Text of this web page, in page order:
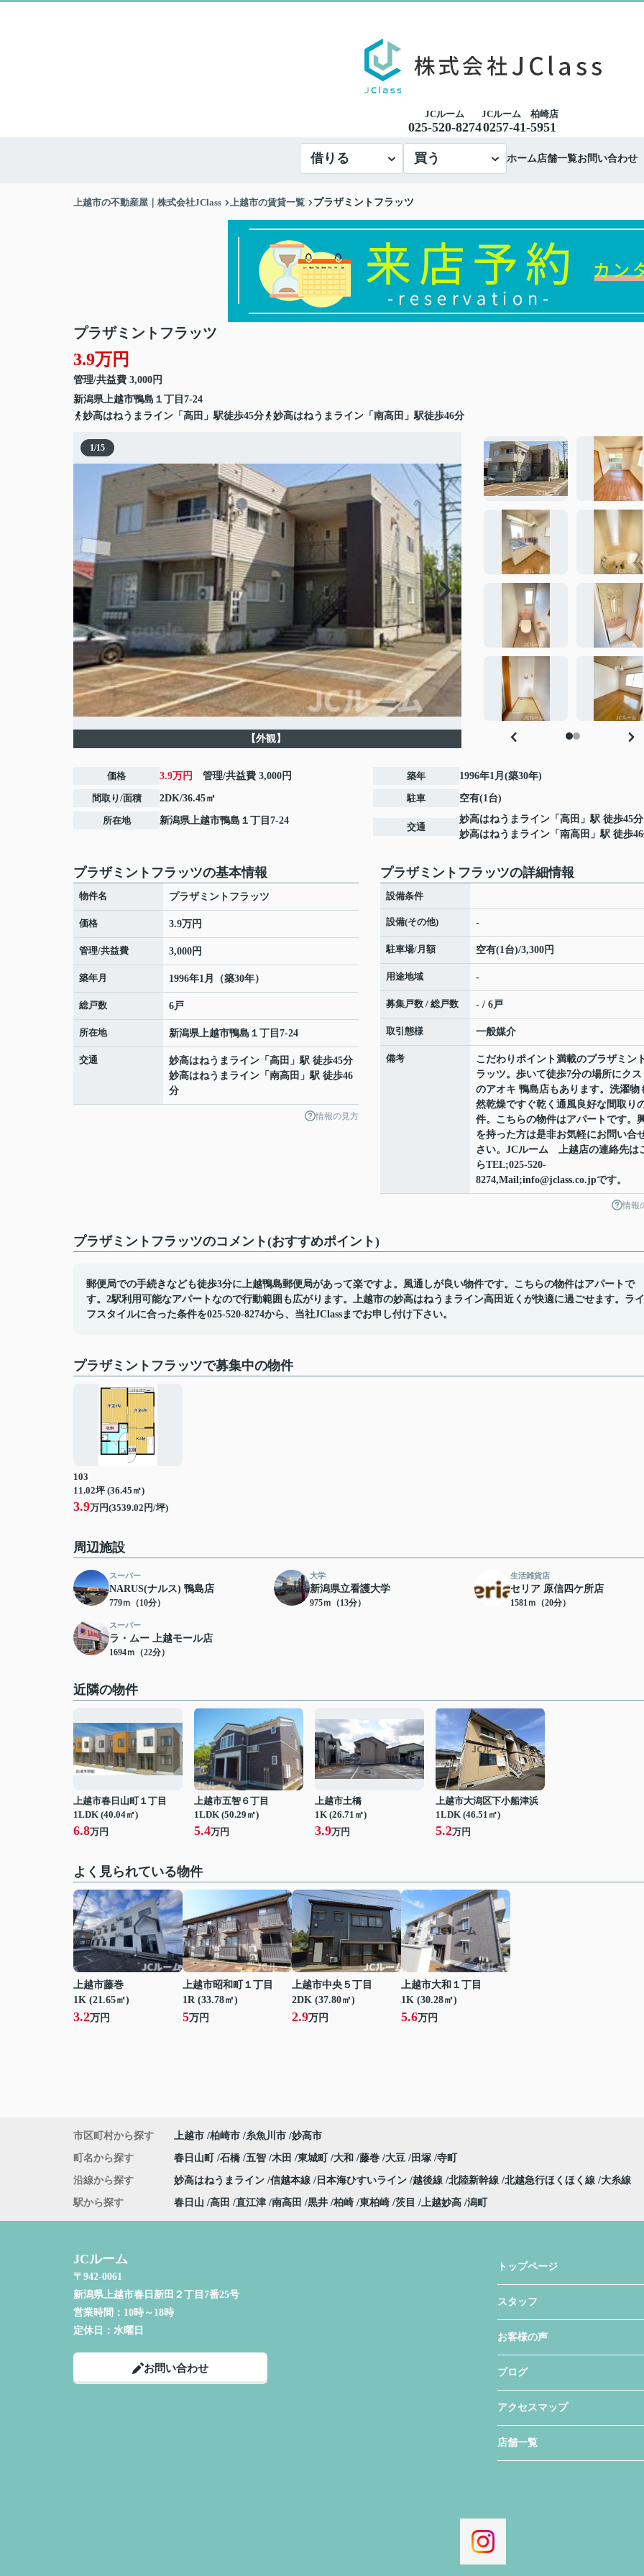
JCルーム
025-520-8274
JCルーム 柏崎店
0257-41-5951
借りる 買う ホーム店舗一覧お問い合わせ
上越市の不動産屋｜株式会社JClass 上越市の賃貸一覧 プラザミントフラッツ
プラザミントフラッツ
3.9万円
管理/共益費 3,000円
新潟県上越市鴨島 １丁目7-24
妙高はねうまライン「高田」駅徒歩45分
妙高はねうまライン「南高田」駅徒歩46分
1/15
【外観】
価格 3.9万円 管理/共益費 3,000円
間取り/面積 2DK/36.45㎡
所在地 新潟県上越市鴨島 １丁目7-24
築年 1996年1月(築30年)
駐車 空有(1台)
交通
妙高はねうまライン 「 高田 」駅 徒歩45分
妙高はねうまライン 「 南高田 」駅 徒歩
プラザミントフラッツの基本情報
物件名 プラザミントフラッツ
価格 3.9万円
管理/共益費 3,000円
築年月 1996年1月（築30年）
総戸数 6戸
所在地 新潟県上越市鴨島 １丁目7-24
交通 妙高はねうまライン 「 高田 」駅 徒歩45分
妙高はねうまライン 「 南高田 」駅 徒歩46
分
情報の見方
プラザミントフラッツの詳細情報
設備条件
設備(その他) -
駐車場/月額 空有(1台)/3,300円
用途地域 -
募集戸数 / 総戸数 - / 6戸
取引態様 一般媒介
備考
こだわりポイント満載のプラザミン
ラッツ。歩いて徒歩7分の場所にクス
のアオキ 鴨島店もあります。洗濯物
然乾燥ですぐ乾く通風良好な間取り
件。こちらの物件はアパートです。
を持った方は是非お気軽にお問い合
さい。JCルーム 上越店の連絡先は
らTEL;025-520-
8274,Mail;info@jclass.co.jpです。
情報
プラザミントフラッツのコメント(おすすめポイント)
郵便局での手続きなども徒歩3分に上越鴨島郵便局があって楽ですよ。風通しが良い物件です。こちらの物件はアパートで
す。2駅利用可能なアパートなので行動範囲も広がります。上越市の妙高はねうまライン高田近くが快適に過ごせます。ライ
フスタイルに合った条件を025-520-8274から、当社JClassまでお申し付け下さい。
プラザミントフラッツで募集中の物件
103
11.02坪 (36.45㎡)
3.9万円(3539.02円/坪)
周辺施設
スーパー
NARUS(ナルス) 鴨島店
779ｍ（10分）
大学
新潟県立看護大学
975ｍ（13分）
生活雑貨店
セリア 原信四ケ所店
1581ｍ（20分）
スーパー
ラ・ムー 上越モール店
1694ｍ（22分）
近隣の物件
上越市春日山町１丁目
1LDK (40.04㎡)
6.8万円
上越市五智６丁目
1LDK (50.29㎡)
5.4万円
上越市土橋
1K (26.71㎡)
3.9万円
上越市大潟区下小船津浜
1LDK (46.51㎡)
5.2万円
よく見られている物件
上越市藤巻
1K (21.65㎡)
3.2万円
上越市昭和町１丁目
1R (33.78㎡)
5万円
上越市中央５丁目
2DK (37.80㎡)
2.9万円
上越市大和１丁目
1K (30.28㎡)
5.6万円
市区町村から探す 上越市 柏崎市 糸魚川市 妙高市
町名から探す 春日山町 石橋 五智 木田 東城町 大和 藤巻 大豆 田塚 寺町
沿線から探す 妙高はねうまライン 信越本線 日本海ひすいライン 越後線 北陸新幹線 北越急行ほくほく線 大糸線
駅から探す 春日山 高田 直江津 南高田 黒井 柏崎 東柏崎 茨目 上越妙高 潟町
JCルーム
〒942-0061
新潟県上越市春日新田２丁目7番25号
営業時間： 10時～18時
定休日： 水曜日
お問い合わせ
トップページ
スタッフ
お客様の声
ブログ
アクセスマップ
店舗一覧